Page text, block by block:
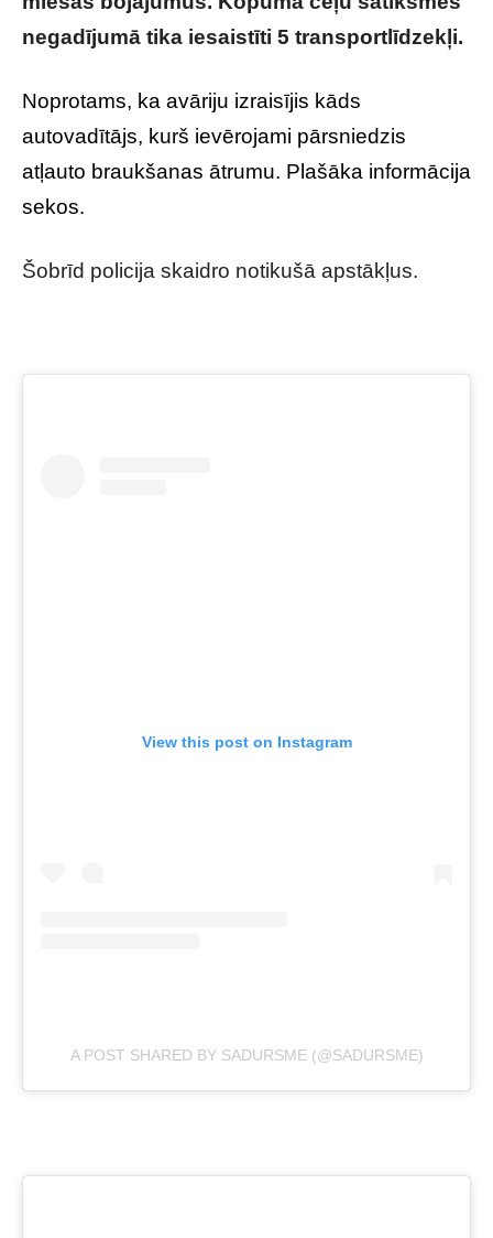
negadījumā tika iesaistīti 5 transportlīdzekļi.
Noprotams, ka avāriju izraisījis kāds
autovadītājs, kurš ievērojami pārsniedzis
atļauto braukšanas ātrumu. Plašāka informācija
sekos.
Šobrīd policija skaidro notikušā apstākļus.
View this post on Instagram
A POST SHARED BY SADURSME (@SADURSME)